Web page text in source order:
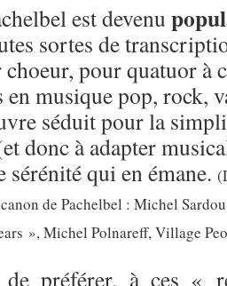
est devenu
sortes de
pour quatuor à
en musique pop, rock,
séduit pour la
donc à adapter
sérénité qui en émane.
de Pachelbel : Michel
», Michel Polnareff, Village
préférer, à ces «